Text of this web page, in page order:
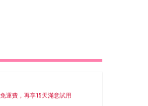
運費，再享15天滿意試用